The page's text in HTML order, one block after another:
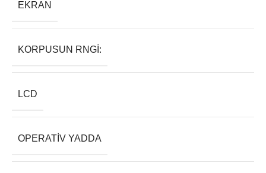
EKRAN
KORPUSUN RNGI:
LCD
OPERATIV YADDA